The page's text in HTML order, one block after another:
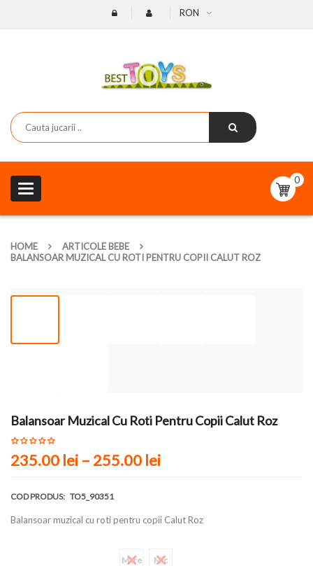
RON
Toggle
navigation
0
HOME
ARTICOLE BEBE
BALANSOAR MUZICAL CU ROTI PENTRU COPII CALUT ROZ
Balansoar Muzical Cu Roti Pentru Copii Calut Roz
235.00 lei – 255.00 lei
COD PRODUS: TO5_90351
Balansoar muzical cu roti pentru copii Calut Roz
Mare Mic